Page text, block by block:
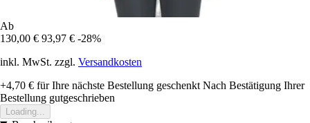
Ab
130,00 € 93,97 € -28%
inkl. MwSt. zzgl. Versandkosten
+4,70 € für Ihre nächste Bestellung geschenkt Nach Bestätigung Ihrer
Bestellung gutgeschrieben
Loading...